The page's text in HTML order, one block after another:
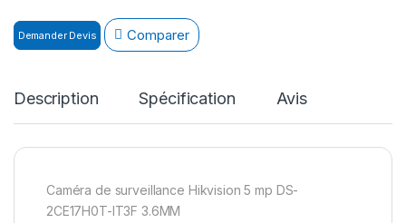
Demander Devis Comparer
Description Spécification Avis
Caméra de surveillance Hikvision 5 mp DS-
2CE17H0T-IT3F 3.6MM